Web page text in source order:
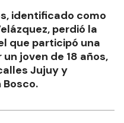
identificado como
perdió la
que participó una
joven de 18 años,
Jujuy y
Bosco.